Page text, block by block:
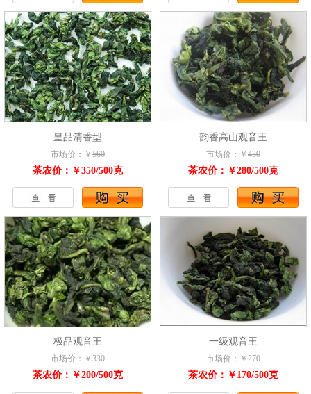
皇品清香型
市场价：￥ 560
茶农价：￥350/500克
韵香高山观音王
市场价：￥ 430
茶农价：￥280/500克
极品观音王
市场价：￥ 330
茶农价：￥200/500克
一级观音王
市场价：￥ 270
茶农价：￥170/500克